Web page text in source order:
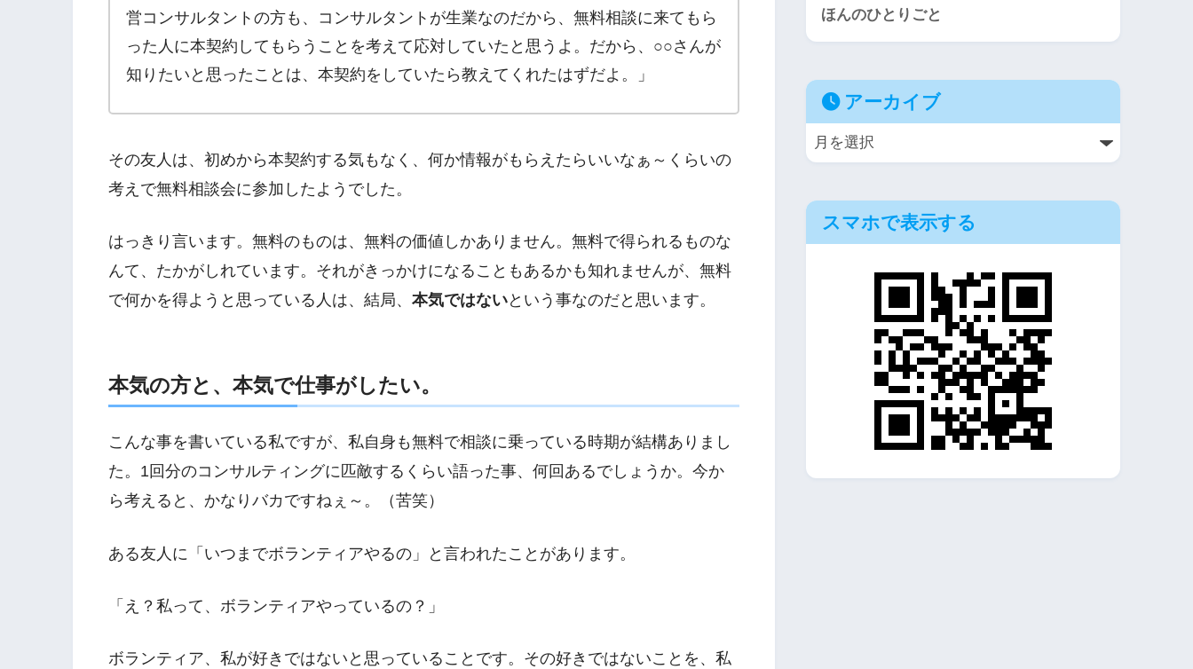
営コンサルタントの方も、コンサルタントが生業なのだから、無料相談に来てもら
った人に本契約してもらうことを考えて応対していたと思うよ。だから、○○さんが
知りたいと思ったことは、本契約をしていたら教えてくれたはずだよ。」
その友人は、初めから本契約する気もなく、何か情報がもらえたらいいなぁ～くらいの
考えで無料相談会に参加したようでした。
はっきり言います。無料のものは、無料の価値しかありません。無料で得られるものな
んて、たかがしれています。それがきっかけになることもあるかも知れませんが、無料
で何かを得ようと思っている人は、結局、 本気ではないという事なのだと思います。
本気の方と、本気で仕事がしたい。
こんな事を書いている私ですが、私自身も無料で相談に乗っている時期が結構ありまし
た。1回分のコンサルティングに匹敵するくらい語った事、何回あるでしょうか。今か
ら考えると、かなりバカですねぇ～。（苦笑）
ある友人に「いつまでボランティアやるの」と言われたことがあります。
「え？私って、ボランティアやっているの？」
ボランティア、私が好きではないと思っていることです。その好きではないことを、私
ほんのひとりごと
アーカイブ
スマホで表示する